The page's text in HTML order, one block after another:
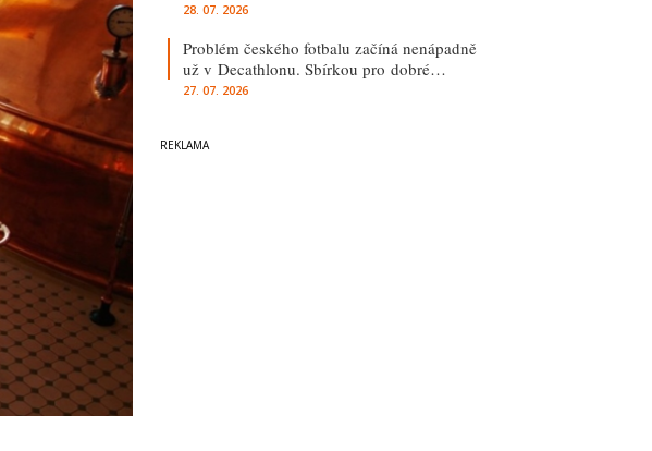
28. 07. 2026
Problém českého fotbalu začíná nenápadně
už v Decathlonu. Sbírkou pro dobré…
27. 07. 2026